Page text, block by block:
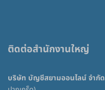
ติดต่อสำนักงานใหญ่
บริษัท บัญชีสยามออนไลน์ จำกัด